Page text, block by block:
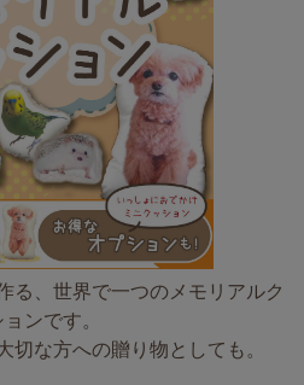
る、世界で一つのメモリアルク
ョンです。
切な方への贈り物としても。